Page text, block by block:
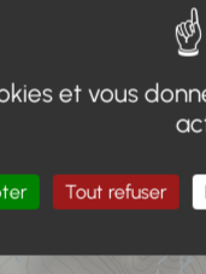
et vous
Tout refuser